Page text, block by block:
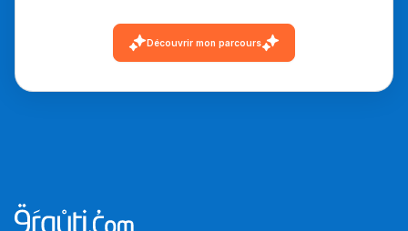
مسار عبد العزيز فتيشي،
Découvrir mon parcours